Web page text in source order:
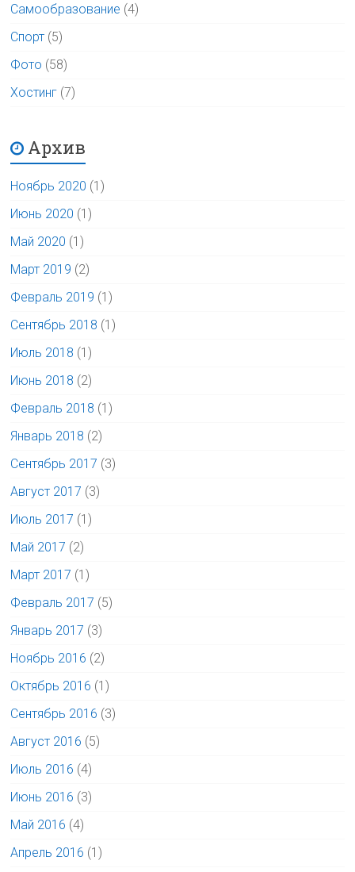
Самообразование (4)
Спорт (5)
Фото (58)
Хостинг (7)
Архив
Ноябрь 2020 (1)
Июнь 2020 (1)
Май 2020 (1)
Март 2019 (2)
Февраль 2019 (1)
Сентябрь 2018 (1)
Июль 2018 (1)
Июнь 2018 (2)
Февраль 2018 (1)
Январь 2018 (2)
Сентябрь 2017 (3)
Август 2017 (3)
Июль 2017 (1)
Май 2017 (2)
Март 2017 (1)
Февраль 2017 (5)
Январь 2017 (3)
Ноябрь 2016 (2)
Октябрь 2016 (1)
Сентябрь 2016 (3)
Август 2016 (5)
Июль 2016 (4)
Июнь 2016 (3)
Май 2016 (4)
Апрель 2016 (1)